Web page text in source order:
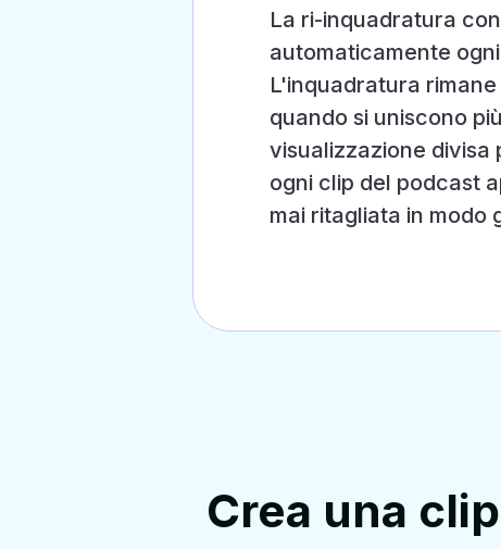
La ri-inquadratura
automaticamente
L'inquadratura
quando si uniscono
visualizzazione divisa
ogni clip del podcast
mai ritagliata in modo
Crea una